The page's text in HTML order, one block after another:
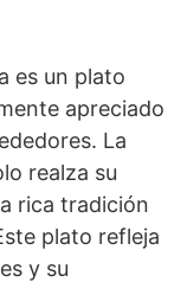
es un plato
apreciado
La
realza su
rica tradición
plato refleja
y su